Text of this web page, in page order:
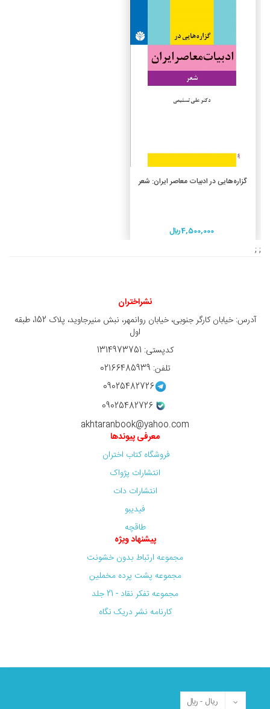
افزودن به سبد خرید
گزاره‌هایی در ادبیات معاصر ایران: شعر
4,500,000 ريال
; ;
نشراختران
آدرس: خیابان کارگر جنوبی، خیابان روانمهر، نبش منیرجاوید، پلاک 152، طبقه
اول
کدپستی: 1314973751
تلفن: 02166485939
09025482726
09025482726
akhtaranbook@yahoo.com
معرفی پیوندها
فروشگاه کتاب اختران
انتشارات پژواک
انتشارات دات
فیدیبو
طاقچه
پیشنهاد ویژه
مجموعه ارتباط بدون خشونت
مجموعه پشت پرده مخملین
مجموعه تفکر نقاد - 21 جلد
کارنامه نشر دریک نگاه